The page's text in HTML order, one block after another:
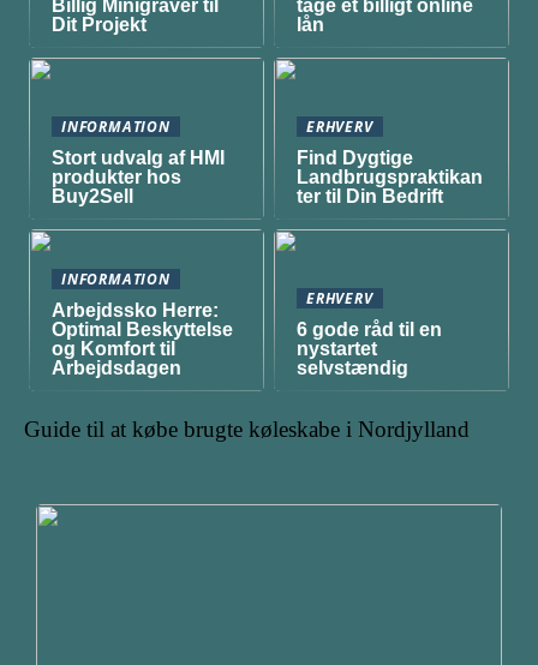
Billig Minigraver til
Dit Projekt
tage et billigt online
lån
INFORMATION
Stort udvalg af HMI
produkter hos
Buy2Sell
ERHVERV
Find Dygtige
Landbrugspraktikan
ter til Din Bedrift
INFORMATION
Arbejdssko Herre:
Optimal Beskyttelse
og Komfort til
Arbejdsdagen
ERHVERV
6 gode råd til en
nystartet
selvstændig
Guide til at købe brugte køleskabe i Nordjylland